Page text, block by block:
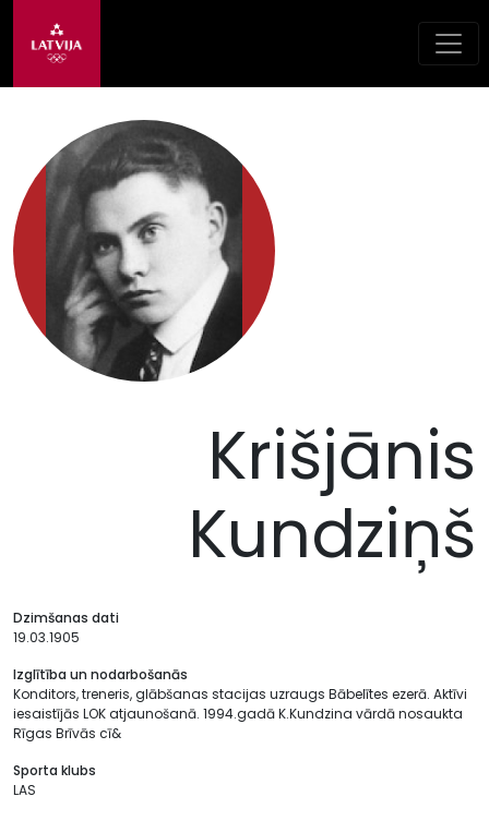
Krišjānis
Kundziņš
Dzimšanas dati
19.03.1905
Izglītība un nodarbošanās
Konditors, treneris, glābšanas stacijas uzraugs Bābelītes ezerā. Aktīvi
iesaistījās LOK atjaunošanā. 1994.gadā K.Kundzina vārdā nosaukta
Rīgas Brīvās cī&
Sporta klubs
LAS